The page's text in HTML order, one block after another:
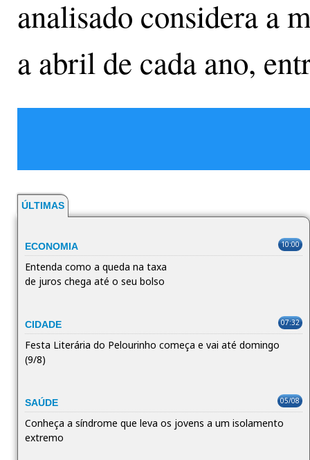
analisado considera a
a abril de cada ano,
ÚLTIMAS
ECONOMIA 10:00
Entenda como a queda na taxa
de juros chega até o seu bolso
CIDADE 07:32
Festa Literária do Pelourinho começa e vai até domingo
(9/8)
SAÚDE 05/08
Conheça a síndrome que leva os jovens a um isolamento
extremo